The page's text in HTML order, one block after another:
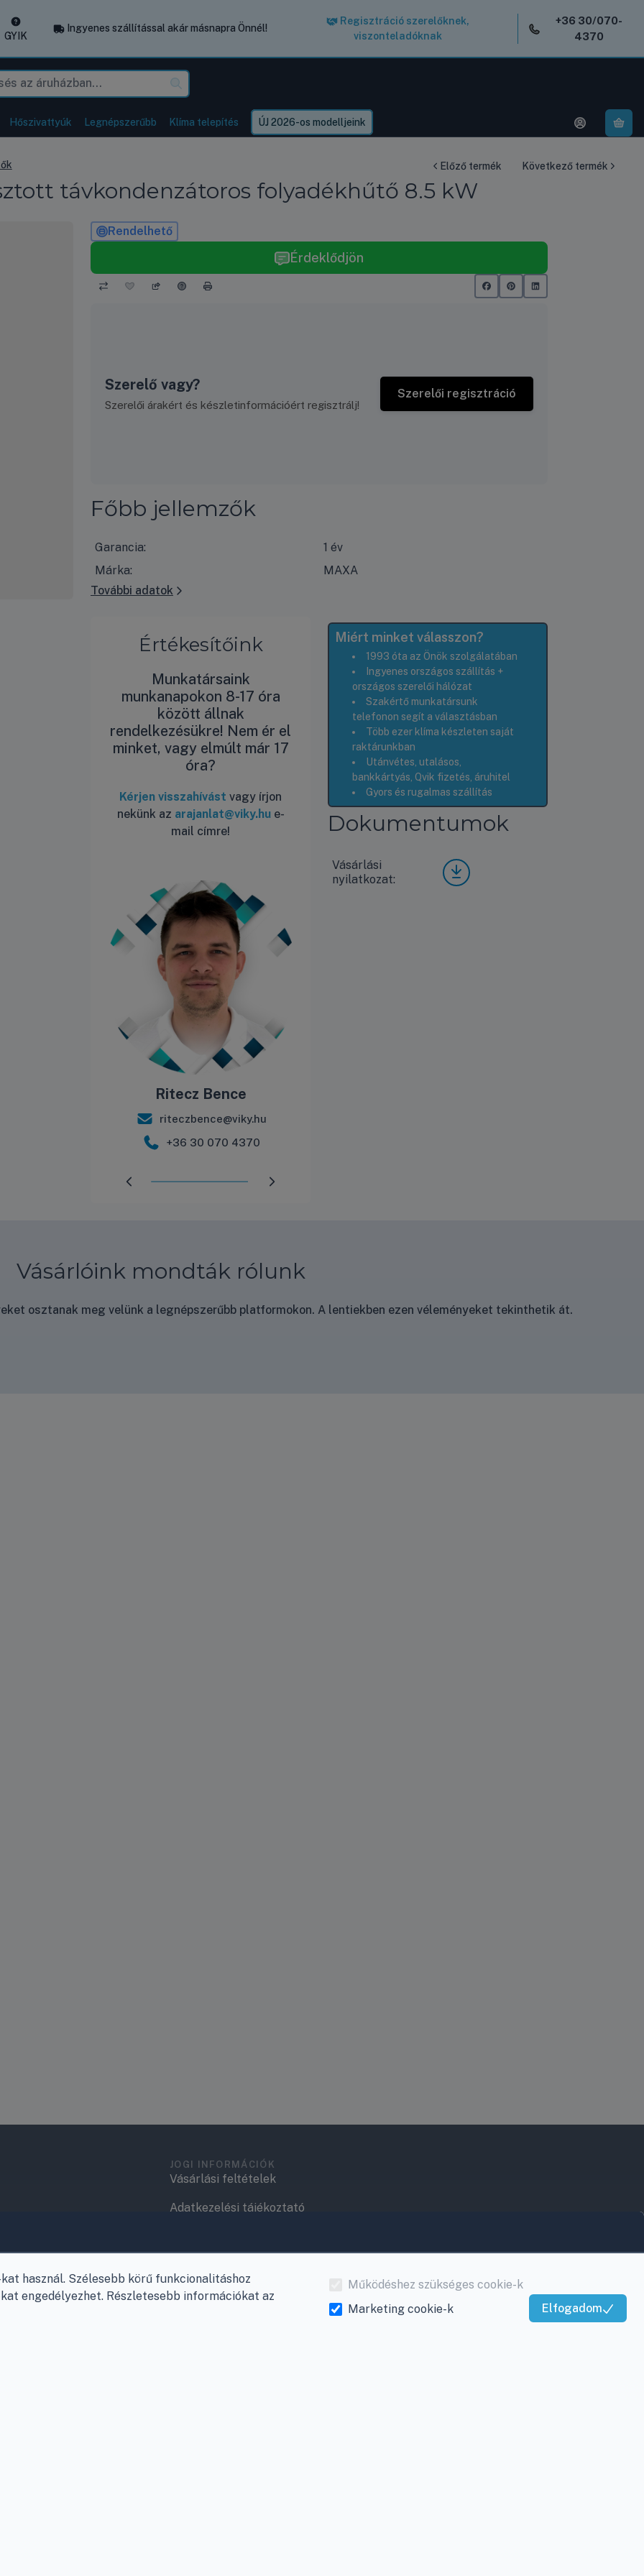
GYIK
Ingyenes szállítással akár másnapra Önnél!
Regisztráció szerelőknek,
viszonteladóknak
+36 30/070-
4370
Hőszivattyúk Legnépszerűbb Klíma telepítés ÚJ 2026-os modelljeink
Előző termék Következő termék
távkondenzátoros folyadékhűtő 8.5 kW
Rendelhető
Érdeklődjön
Szerelő vagy?
Szerelői árakért és készletinformációért regisztrálj!
Szerelői regisztráció
Főbb jellemzők
Garancia:
1 év
Márka:
MAXA
További adatok
Értékesítőink
Munkatársaink
munkanapokon 8-17 óra
között állnak
rendelkezésükre! Nem ér el
minket, vagy elmúlt már 17
óra?
Kérjen visszahívást vagy írjon
nekünk az arajanlat@viky.hue-
mail címre!
Ritecz Bence
riteczbence@viky.hu
+36 30 070 4370
Miért minket válasszon?
1993 óta az Önök szolgálatában
Ingyenes országos szállítás +
országos szerelői hálózat
Szakértő munkatársunk
telefonon segít a választásban
Több ezer klíma készleten saját
raktárunkban
Utánvétes, utalásos,
bankkártyás, Qvik fizetés, áruhitel
Gyors és rugalmas szállítás
Dokumentumok
Vásárlási
nyilatkozat:
Vásá
rlási
Vásárlóink mondták rólunk
osztanak meg velünk a legnépszerűbb platformokon. A lentiekben ezen véleményeket tekinthetik át.
JOGI INFORMÁCIÓK
Vásárlási feltételek
Adatkezelési tájékoztató
Fizetés
használ. Szélesebb körű funkcionalitáshoz
engedélyezhet. Részletesebb információkat az
Működéshez szükséges cookie-k
Marketing cookie-k
Elfogadom